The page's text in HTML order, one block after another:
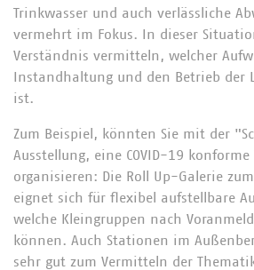
Trinkwasser und auch verlässliche
vermehrt im Fokus. In dieser
Verständnis vermitteln, welcher
Instandhaltung und den Betrieb der
ist.
Zum Beispiel, könnten Sie mit der
Ausstellung, eine COVID-19
organisieren: Die Roll Up-Galerie
eignet sich für flexibel aufstellbare
welche Kleingruppen nach
können. Auch Stationen im
sehr gut zum Vermitteln der